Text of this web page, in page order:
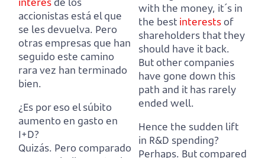
accionistas está el que
se les devuelva. Pero
otras empresas que han
seguido este camino
rara vez han terminado
bien.
¿Es por eso el súbito
aumento en gasto en
I+D?
Quizás. Pero comparado
with the money, it´s in
the best interestsof
shareholders that they
should have it back.
But other companies
have gone down this
path and it has rarely
ended well.
Hence the sudden lift
in R&D spending?
Perhaps. But compared